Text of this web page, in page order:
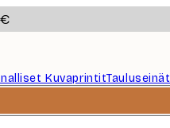
KuvaprintitTauluseinät